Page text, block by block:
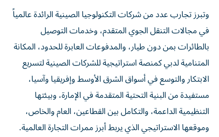
وتبرز تجارب عدد من شركات التكنولوجيا الصينية الرائدة عالمياً
في مجالات التنقل الجوي المتقدم، وخدمات التوصيل
بالطائرات بمن دون طيار، والمدفوعات العابرة للحدود، المكانة
المتنامية لدبي كمنصة استراتيجية للشركات الصينية لتسريع
الابتكار والتوسع في أسواق الشرق الأوسط وإفريقيا وآسيا،
مستفيدة من البنية التحتية المتقدمة في الإمارة، وبيئتها
التنظيمية الداعمة، والتكامل بين القطاعين، العام والخاص،
وموقعها الاستراتيجي الذي يربط أبرز ممرات التجارة العالمية.